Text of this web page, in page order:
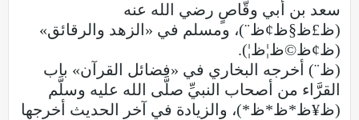
سعد بن أبي وقَّاصٍ رضي الله عنه
(ظ£ظ§ظ¢ظ¨)، ومسلم في «الزهد والرقائق»
(ظ¢ظ©ظ¦ظ¦).
(ظ¨) أخرجه البخاري في «فضائل القرآن» باب
القرَّاء من أصحاب النبيِّ صلَّى الله عليه وسلَّم
(ظ¥ظ*ظ*ظ*)، والزيادة في آخر الحديث أخرجها